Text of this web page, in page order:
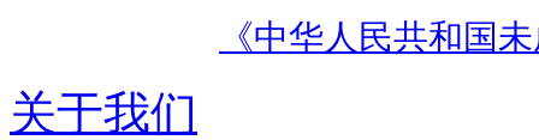
《中华人民共和国
关于我们